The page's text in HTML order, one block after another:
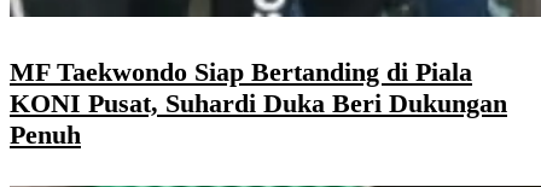
MF Taekwondo Siap Bertanding di Piala
KONI Pusat, Suhardi Duka Beri Dukungan
Penuh